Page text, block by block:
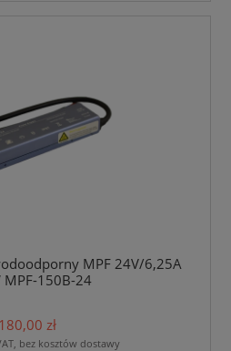
MPF 24V/6,25A
MPF-150B-24
180,00 zł
bez kosztów dostawy